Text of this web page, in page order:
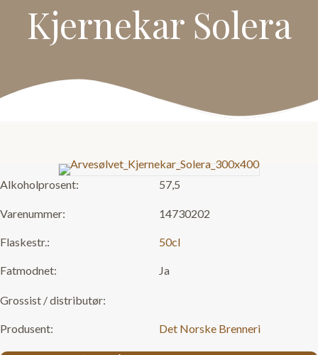
Kjernekar Solera
Alkoholprosent: 57,5
Varenummer: 14730202
Flaskestr.: 50cl
Fatmodnet: Ja
Grossist / distributør:
Produsent: Det Norske Brenneri